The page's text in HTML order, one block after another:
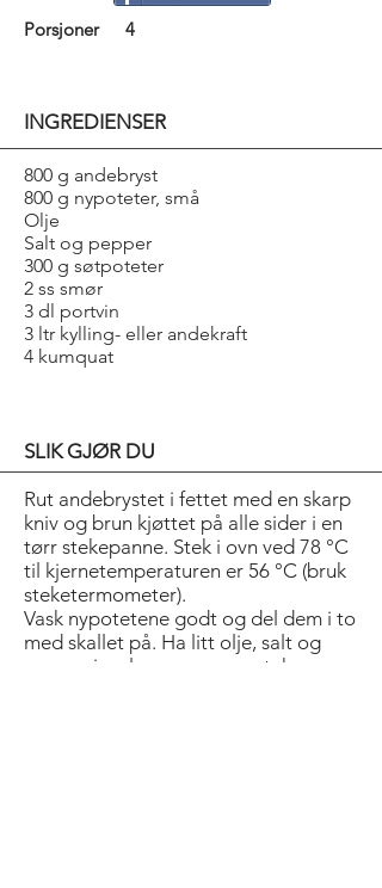
Porsjoner 4
INGREDIENSER
800 g andebryst
800 g nypoteter, små
Olje
Salt og pepper
300 g søtpoteter
2 ss smør
3 dl portvin
3 ltr kylling- eller andekraft
4 kumquat
SLIK GJØR DU
Rut andebrystet i fettet med en skarp
kniv og brun kjøttet på alle sider i en
tørr stekepanne. Stek i ovn ved 78 °C
til kjernetemperaturen er 56 °C (bruk
steketermometer).
Vask nypotetene godt og del dem i to
med skallet på. Ha litt olje, salt og
pepper i en langpanne og stek